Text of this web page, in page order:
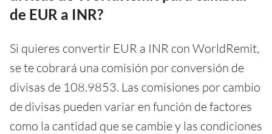
de EUR a INR?
Si quieres convertir EUR a INR con WorldRemit,
se te cobrará una comisión por conversión de
divisas de 108.9853. Las comisiones por cambio
de divisas pueden variar en función de factores
como la cantidad que se cambie y las condiciones